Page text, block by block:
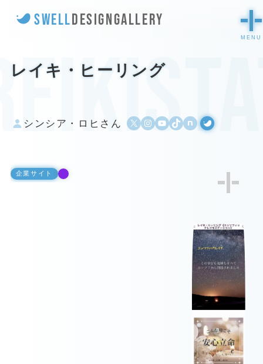
SWELLDESIGNGALLERY
レイキ・ヒーリング
シンシア・ロヒさん X Instagram
YouTube
TikTok
500pxWordPress
企業サイト